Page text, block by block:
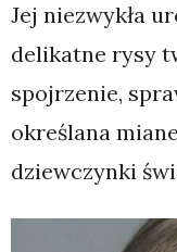
Jej niezwykła
delikatne rysy
spojrzenie,
określana
dziewczynki